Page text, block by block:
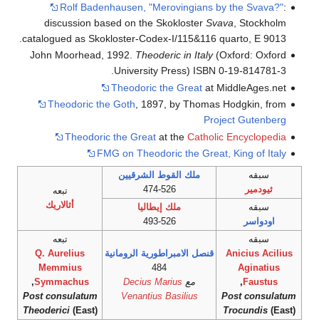
Rolf Badenhausen, "Merovingians by the Svava?":
discussion based on the Skokloster Svava , Stockholm
catalogued as Skokloster-Codex-I/115&116 quarto, E 9013.
John Moorhead, 1992. Theoderic in Italy(Oxford: Oxford
University Press) ISBN 0-19-814781-3.
Theodoric the Greatat MiddleAges.net
Theodoric the Goth , 1897, by Thomas Hodgkin, from
Project Gutenberg
Theodoric the Greatat the Catholic Encyclopedia
FMG on Theodoric the Great, King of Italy
سبقه
ثيودمير
ملك القوط الشرقيين
474-526
تبعه
أثالاريك
سبقه
اودواسر
ملك إيطاليا
493-526
سبقه
Anicius Acilius
Aginatius
Faustus
,
Post consulatum
Trocundis(East)
قنصل الامبراطورية الرومانية
484
مع Decius Marius
Venantius Basilius
تبعه
Q. Aurelius
Memmius
Symmachus
,
Post consulatum
Theoderici(East)